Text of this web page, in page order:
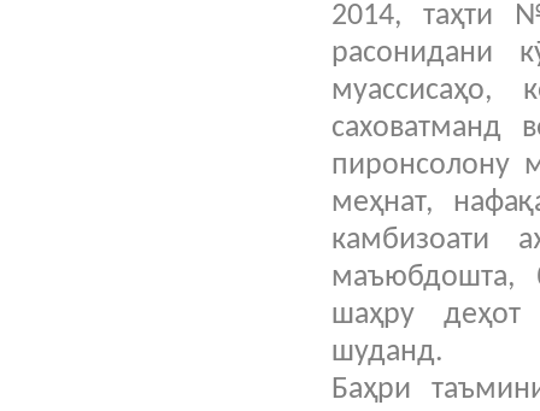
2014, таҳти
расонидани
муассисаҳо,
саховатманд
пиронсолону
меҳнат,
камбизоати
маъюбдошта,
шаҳру деҳот
шуданд.
Баҳри